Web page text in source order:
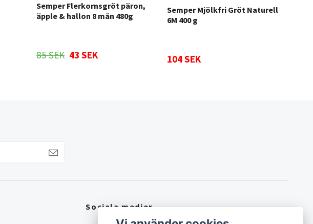
Semper Flerkornsgröt päron,
äpple & hallon 8 mån 480g
85 SEK 43 SEK
Semper Mjölkfri Gröt Naturell
6M 400 g
104 SEK
Sociala medier